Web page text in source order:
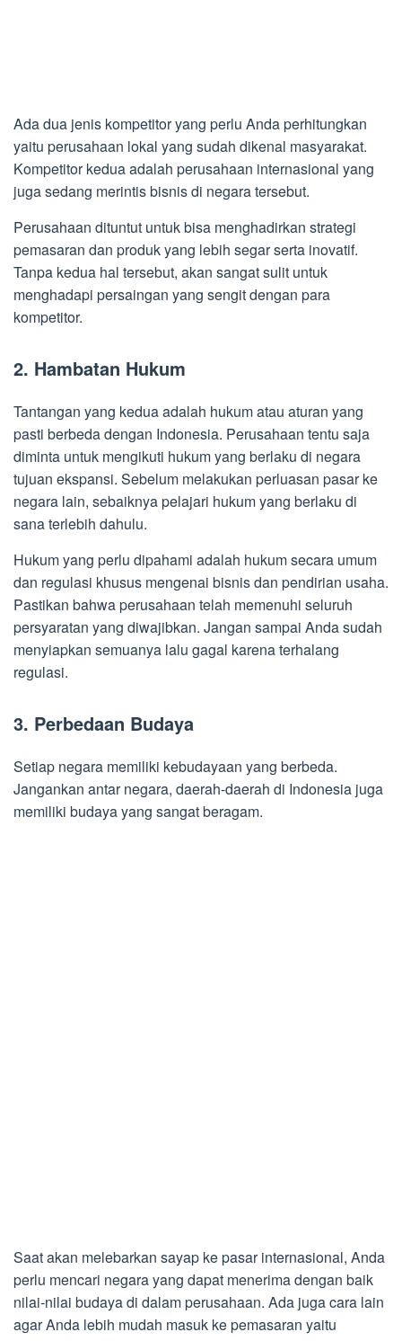
Ada dua jenis kompetitor yang perlu Anda perhitungkan
yaitu perusahaan lokal yang sudah dikenal masyarakat.
Kompetitor kedua adalah perusahaan internasional yang
juga sedang merintis bisnis di negara tersebut.
Perusahaan dituntut untuk bisa menghadirkan strategi
pemasaran dan produk yang lebih segar serta inovatif.
Tanpa kedua hal tersebut, akan sangat sulit untuk
menghadapi persaingan yang sengit dengan para
kompetitor.
2. Hambatan Hukum
Tantangan yang kedua adalah hukum atau aturan yang
pasti berbeda dengan Indonesia. Perusahaan tentu saja
diminta untuk mengikuti hukum yang berlaku di negara
tujuan ekspansi. Sebelum melakukan perluasan pasar ke
negara lain, sebaiknya pelajari hukum yang berlaku di
sana terlebih dahulu.
Hukum yang perlu dipahami adalah hukum secara umum
dan regulasi khusus mengenai bisnis dan pendirian usaha.
Pastikan bahwa perusahaan telah memenuhi seluruh
persyaratan yang diwajibkan. Jangan sampai Anda sudah
menyiapkan semuanya lalu gagal karena terhalang
regulasi.
3. Perbedaan Budaya
Setiap negara memiliki kebudayaan yang berbeda.
Jangankan antar negara, daerah-daerah di Indonesia juga
memiliki budaya yang sangat beragam.
Saat akan melebarkan sayap ke pasar internasional, Anda
perlu mencari negara yang dapat menerima dengan baik
nilai-nilai budaya di dalam perusahaan. Ada juga cara lain
agar Anda lebih mudah masuk ke pemasaran yaitu